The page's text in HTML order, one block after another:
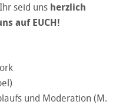
seid uns herzlich
auf EUCH!
und Moderation (M.